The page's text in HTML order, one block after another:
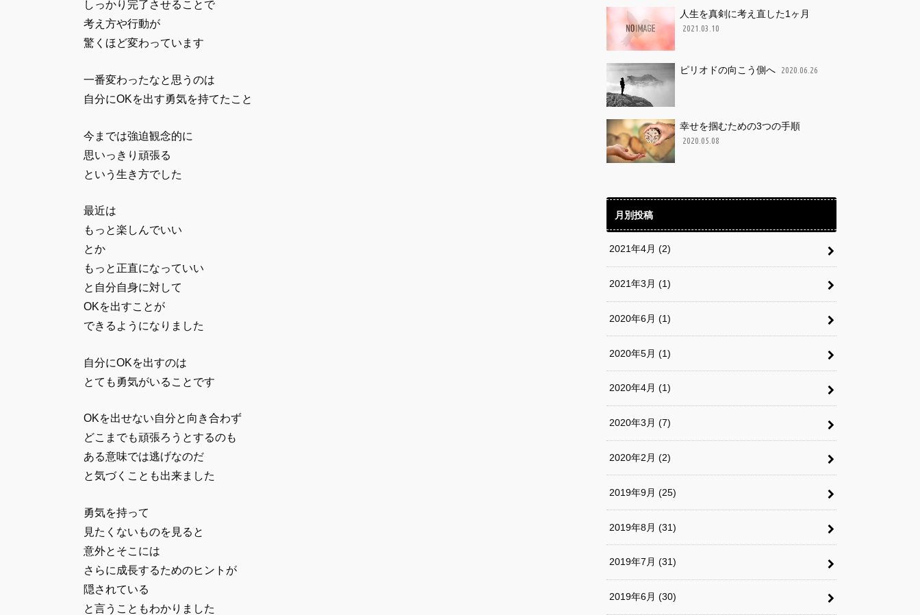
しっかり完了させることで
考え方や行動が
驚くほど変わっています
一番変わったなと思うのは
自分にOKを出す勇気を持てたこと
今までは強迫観念的に
思いっきり頑張る
という生き方でした
最近は
もっと楽しんでいい
とか
もっと正直になっていい
と自分自身に対して
OKを出すことが
できるようになりました
自分にOKを出すのは
とても勇気がいることです
OKを出せない自分と向き合わず
どこまでも頑張ろうとするのも
ある意味では逃げなのだ
と気づくことも出来ました
勇気を持って
見たくないものを見ると
意外とそこには
さらに成長するためのヒントが
隠されている
と言うこともわかりました
人生を真剣に考え直した1ヶ月
2021.03.10
ピリオドの向こう側へ 2020.06.26
幸せを掴むための3つの手順
2020.05.08
月別投稿
2021年4月 (2)
2021年3月 (1)
2020年6月 (1)
2020年5月 (1)
2020年4月 (1)
2020年3月 (7)
2020年2月 (2)
2019年9月 (25)
2019年8月 (31)
2019年7月 (31)
2019年6月 (30)